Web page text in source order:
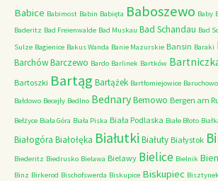
Babice Babimost Babin Babięta Baboszewo Baby
Baderitz Bad Freienwalde Bad Muskau Bad Schandau Bad
Sulze Bagienice Bakus Wanda Banie Mazurskie Bansin Baraki
BarchówBarczewo Bardo Barlinek Bartków
Bartoszki Bartąg Bartążek Bartłomiejowice Baruchowo
Bałdowo Becejły Bedlno BednaryBemowo Bergen am
Bełżyce Biała Góra Biała Piska Biała Podlaska Białe Błoto
Białogóra Białołęka Białutki Białuty Białystok
Biederitz Biedrusko Bielawa Bielawy Bielice Bielnik
Binz Birkerod Bischofswerda Biskupice Biskupiec